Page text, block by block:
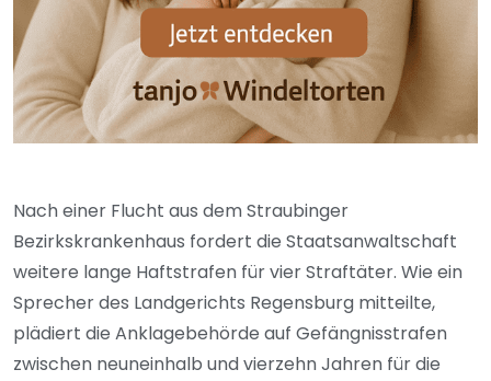
Nach einer Flucht aus dem Straubinger
Bezirkskrankenhaus fordert die Staatsanwaltschaft
weitere lange Haftstrafen für vier Straftäter. Wie ein
Sprecher des Landgerichts Regensburg mitteilte,
plädiert die Anklagebehörde auf Gefängnisstrafen
zwischen neuneinhalb und vierzehn Jahren für die